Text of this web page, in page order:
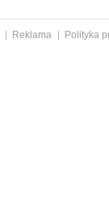
Reklama
Polityka